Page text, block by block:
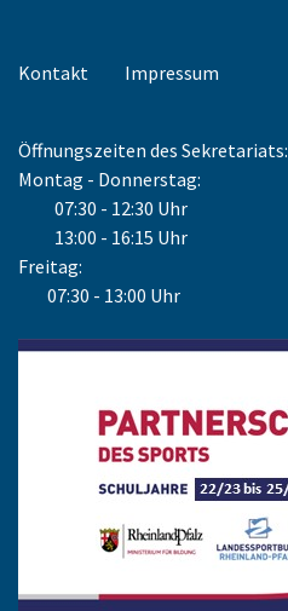
Kontakt Impressum
Öffnungszeiten des Sekretariats:
Montag - Donnerstag:
07:30 - 12:30 Uhr
13:00 - 16:15 Uhr
Freitag:
07:30 - 13:00 Uhr